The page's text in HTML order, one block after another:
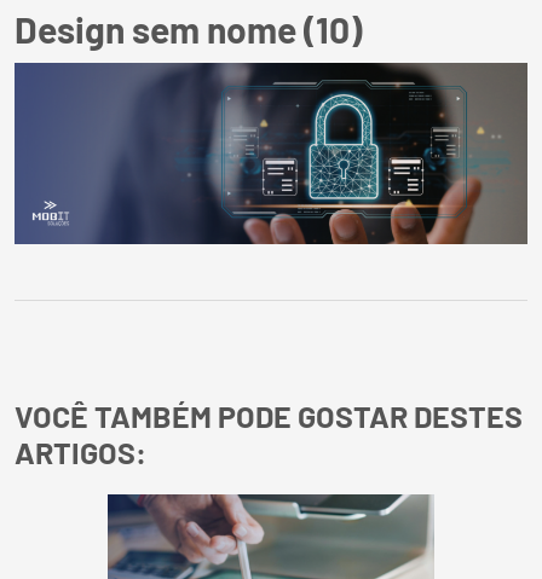
Design sem nome (10)
VOCÊ TAMBÉM PODE GOSTAR DESTES
ARTIGOS: